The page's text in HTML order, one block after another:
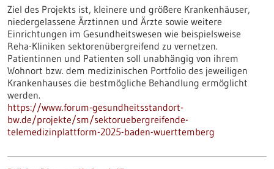
Ziel des Projekts ist, kleinere und größere Krankenhäuser,
niedergelassene Ärztinnen und Ärzte sowie weitere
Einrichtungen im Gesundheitswesen wie beispielsweise
Reha-Kliniken sektorenübergreifend zu vernetzen.
Patientinnen und Patienten soll unabhängig von ihrem
Wohnort bzw. dem medizinischen Portfolio des jeweiligen
Krankenhauses die bestmögliche Behandlung ermöglicht
werden.
https://www.forum-gesundheitsstandort-
bw.de/projekte/sm/sektoruebergreifende-
telemedizinplattform-2025-baden-wuerttemberg